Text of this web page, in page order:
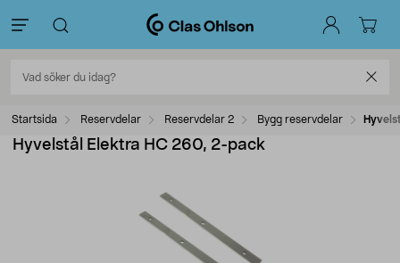
Startsida Reservdelar Reservdelar 2 Bygg reservdelar
Hyvelstål Elektra HC 260, 2-pack